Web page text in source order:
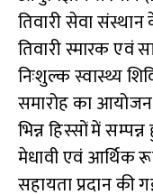
o
k
A
p
p
तिवारी सेवा
तिवारी स्मारक
निःशुल्क स्वास्थ्य
समारोह का आयोजन
भिन्न हिस्सों में
मेधावी एवं आर्थिक
सहायता प्रदान की